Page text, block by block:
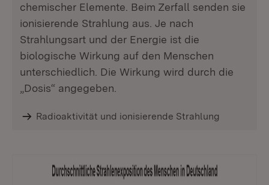
chemischer Elemente. Beim Zerfall senden sie
ionisierende Strahlung aus. Je nach
Strahlungsart und der Energie ist die
biologische Wirkung auf den Menschen
unterschiedlich. Die Wirkung wird durch die
„Dosis“ angegeben.
Radioaktivität und ionisierende Strahlung